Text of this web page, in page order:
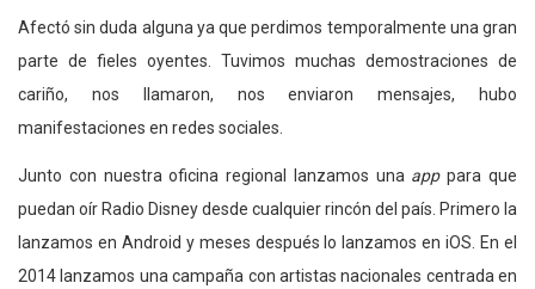
Afectó sin duda alguna ya que perdimos temporalmente una gran
parte de fieles oyentes. Tuvimos muchas demostraciones de
cariño, nos llamaron, nos enviaron mensajes, hubo
manifestaciones en redes sociales.
Junto con nuestra oficina regional lanzamos una apppara que
puedan oír Radio Disney desde cualquier rincón del país. Primero la
lanzamos en Android y meses después lo lanzamos en iOS. En el
2014 lanzamos una campaña con artistas nacionales centrada en